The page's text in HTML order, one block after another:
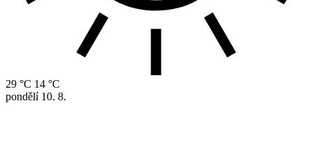
29 °C 14 °C
pondělí 10. 8.